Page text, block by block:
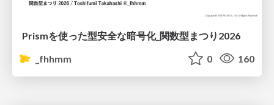
Prismを使った型安全な暗号化_関数型まつり2026
_fhhmm
0 160